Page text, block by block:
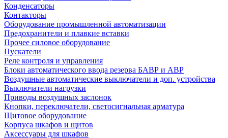
Конденсаторы
Контакторы
Оборудование промышленной автоматизации
Предохранители и плавкие вставки
Прочее силовое оборудование
Пускатели
Реле контроля и управления
Блоки автоматического ввода резерва БАВР и АВР
Воздушные автоматические выключатели и доп. устройства
Выключатели нагрузки
Приводы воздушных заслонок
Кнопки, переключатели, светосигнальная арматура
Щитовое оборудование
Корпуса шкафов и щитов
Аксессуары для шкафов